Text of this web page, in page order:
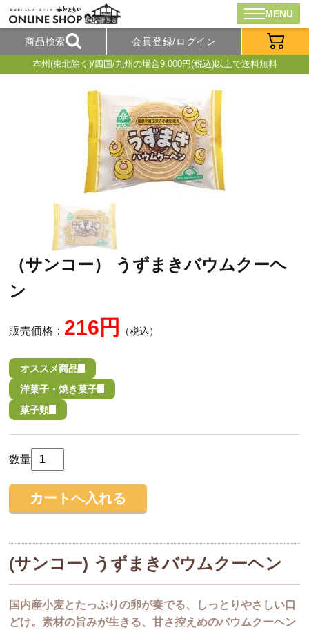
MENU
商品検索 会員登録/ログイン
本州(東北除く)/四国/九州の場合9,000円(税込)以上で送料無料
（サンコー） うずまきバウムクーヘ
ン
販売価格： 216円 （税込）
オススメ商品
洋菓子・焼き菓子
菓子類
数量
(サンコー) うずまきバウムクーヘン
国内産小麦とたっぷりの卵が奏でる、しっとりやさしい口
どけ。素材の旨みが生きる、甘さ控えめのバウムクーヘン